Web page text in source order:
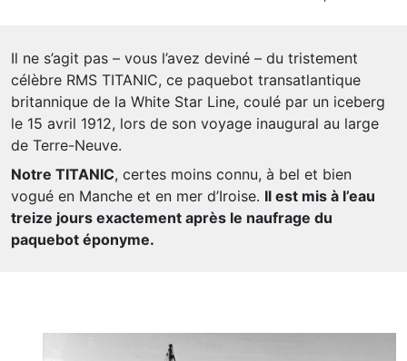
Il ne s’agit pas – vous l’avez deviné – du tristement
célèbre RMS TITANIC, ce paquebot transatlantique
britannique de la White Star Line, coulé par un iceberg
le 15 avril 1912, lors de son voyage inaugural au large
de Terre-Neuve.
Notre TITANIC, certes moins connu, à bel et bien
vogué en Manche et en mer d’Iroise. Il est mis à l’eau
treize jours exactement après le naufrage du
paquebot éponyme.